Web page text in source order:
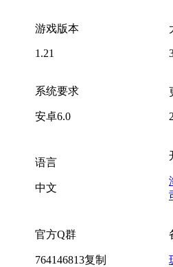
游戏版本
1.21
系统要求
安卓6.0
语言
中文
官方Q群
764146813复制